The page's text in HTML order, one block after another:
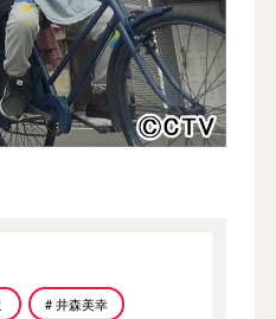
# 井森美幸